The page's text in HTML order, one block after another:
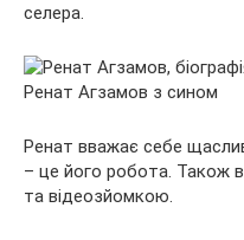
селера.
Ренат Агзамов з сином
Ренат вважає себе
– це його робота. Також
та відеозйомкою.